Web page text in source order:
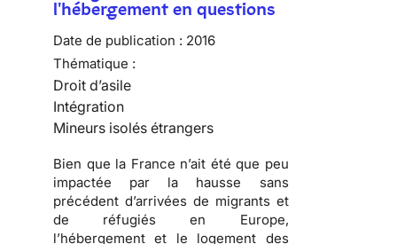
l'hébergement en questions
Date de publication : 2016
Thématique :
Droit d’asile
Intégration
Mineurs isolés étrangers
Bien que la France n’ait été que peu
impactée par la hausse sans
précédent d’arrivées de migrants et
de réfugiés en Europe,
l’hébergement et le logement des